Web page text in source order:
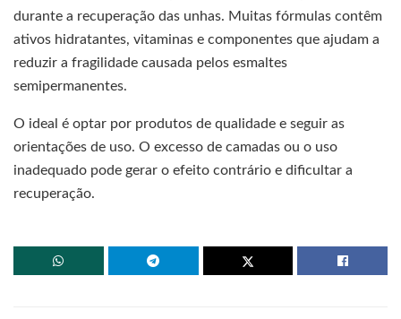
durante a recuperação das unhas. Muitas fórmulas contêm
ativos hidratantes, vitaminas e componentes que ajudam a
reduzir a fragilidade causada pelos esmaltes
semipermanentes.
O ideal é optar por produtos de qualidade e seguir as
orientações de uso. O excesso de camadas ou o uso
inadequado pode gerar o efeito contrário e dificultar a
recuperação.